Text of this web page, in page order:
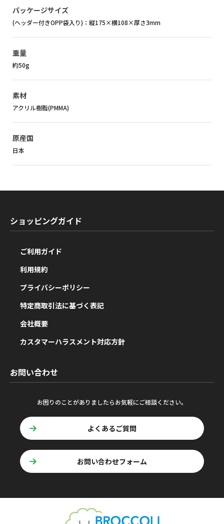
パッケージサイズ
(ヘッダー付きOPP袋入り)：縦175×横108×厚さ3mm
重量
約50g
素材
アクリル樹脂(PMMA)
原産国
日本
ショッピングガイド
ご利用ガイド
利用規約
プライバシーポリシー
特定商取引法に基づく表記
会社概要
カスタマーハラスメント対応方針
お問い合わせ
お困りのことがありましたらお気軽にご相談ください。
よくあるご質問
お問い合わせフォーム